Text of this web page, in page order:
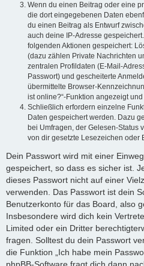
Wenn du einen Beitrag oder eine
die dort eingegebenen Daten
du einen Beitrag als Entwurf
auch deine IP-Adresse
folgenden Aktionen gespeichert:
(dazu zählen Private Nachrichten
zentralen Profildaten (E-Mail-
Passwort) und gescheiterte
übermittelte Browser-
ist online?“-Funktion angezeigt
Schließlich erfordern einzelne
Daten gespeichert werden. Dazu
bei Umfragen, der Gelesen-Status
von dir gesetzte Lesezeichen oder
Dein Passwort wird mit einer
gespeichert, so dass es sicher ist.
dieses Passwort nicht auf einer
verwenden. Das Passwort ist dein
Benutzerkonto für das Board, also
Insbesondere wird dich kein
Limited oder ein Dritter
fragen. Solltest du dein Passwort
die Funktion „Ich habe mein